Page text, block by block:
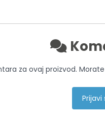
za ovaj proizvod.
Prijavi